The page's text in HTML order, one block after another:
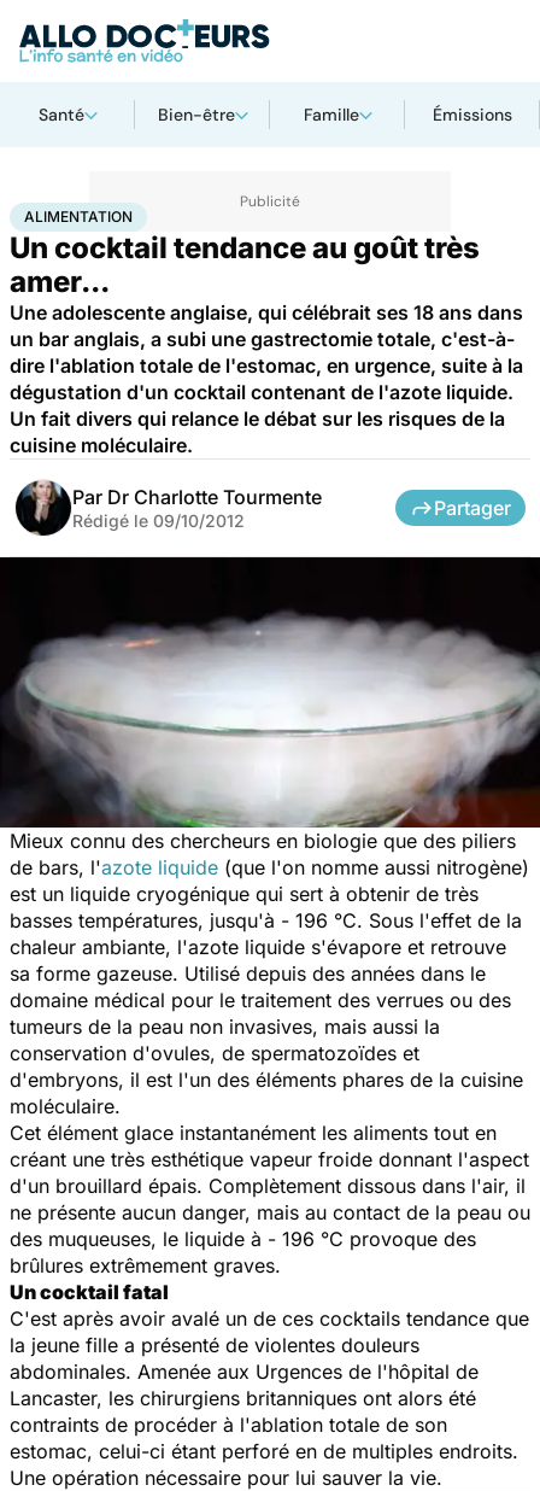
Santé Bien-être Famille Émissions
AccueilSantéMaladies Alimentation
ALIMENTATION
Un cocktail tendance au goût très
amer...
Une adolescente anglaise, qui célébrait ses 18 ans dans
un bar anglais, a subi une gastrectomie totale, c'est-à-
dire l'ablation totale de l'estomac, en urgence, suite à la
dégustation d'un cocktail contenant de l'azote liquide.
Un fait divers qui relance le débat sur les risques de la
cuisine moléculaire.
Par Dr Charlotte Tourmente
Rédigé le 09/10/2012
Partager
Mieux connu des chercheurs en biologie que des piliers
de bars, l'azote liquide (que l'on nomme aussi nitrogène)
est un liquide cryogénique qui sert à obtenir de très
basses températures, jusqu'à - 196 °C. Sous l'effet de la
chaleur ambiante, l'azote liquide s'évapore et retrouve
sa forme gazeuse. Utilisé depuis des années dans le
domaine médical pour le traitement des verrues ou des
tumeurs de la peau non invasives, mais aussi la
conservation d'ovules, de spermatozoïdes et
d'embryons, il est l'un des éléments phares de la cuisine
moléculaire.
Cet élément glace instantanément les aliments tout en
créant une très esthétique vapeur froide donnant l'aspect
d'un brouillard épais. Complètement dissous dans l'air, il
ne présente aucun danger, mais au contact de la peau ou
des muqueuses, le liquide à - 196 °C provoque des
brûlures extrêmement graves.
Un cocktail fatal
C'est après avoir avalé un de ces cocktails tendance que
la jeune fille a présenté de violentes douleurs
abdominales. Amenée aux Urgences de l'hôpital de
Lancaster, les chirurgiens britanniques ont alors été
contraints de procéder à l'ablation totale de son
estomac, celui-ci étant perforé en de multiples endroits.
Une opération nécessaire pour lui sauver la vie.